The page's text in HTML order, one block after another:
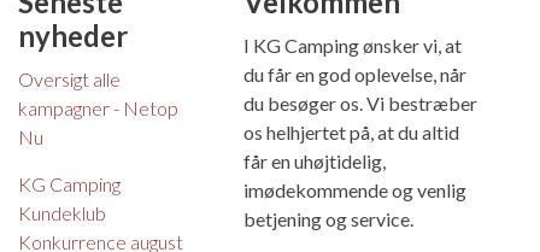
nyheder
Oversigt alle
kampagner - Netop
Nu
KG Camping
Kundeklub
Konkurrence august
I KG Camping ønsker vi, at
du får en god oplevelse, når
du besøger os. Vi bestræber
os helhjertet på, at du altid
får en uhøjtidelig,
imødekommende og venlig
betjening og service.